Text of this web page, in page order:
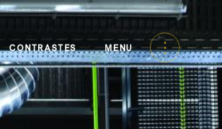
CONTRASTES MENU